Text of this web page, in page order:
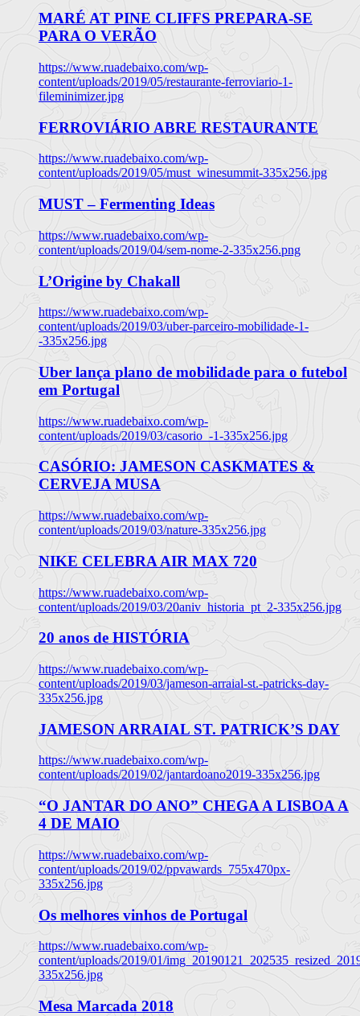
MARÉ AT PINE CLIFFS PREPARA-SE
PARA O VERÃO
https://www.ruadebaixo.com/wp-
content/uploads/2019/05/restaurante-ferroviario-1-
fileminimizer.jpg
FERROVIÁRIO ABRE RESTAURANTE
https://www.ruadebaixo.com/wp-
content/uploads/2019/05/must_winesummit-335x256.jpg
MUST – Fermenting Ideas
https://www.ruadebaixo.com/wp-
content/uploads/2019/04/sem-nome-2-335x256.png
L’Origine by Chakall
https://www.ruadebaixo.com/wp-
content/uploads/2019/03/uber-parceiro-mobilidade-1-
-335x256.jpg
Uber lança plano de mobilidade para o futebol
em Portugal
https://www.ruadebaixo.com/wp-
content/uploads/2019/03/casorio_-1-335x256.jpg
CASÓRIO: JAMESON CASKMATES &
CERVEJA MUSA
https://www.ruadebaixo.com/wp-
content/uploads/2019/03/nature-335x256.jpg
NIKE CELEBRA AIR MAX 720
https://www.ruadebaixo.com/wp-
content/uploads/2019/03/20aniv_historia_pt_2-335x256.jpg
20 anos de HISTÓRIA
https://www.ruadebaixo.com/wp-
content/uploads/2019/03/jameson-arraial-st.-patricks-day-
335x256.jpg
JAMESON ARRAIAL ST. PATRICK’S DAY
https://www.ruadebaixo.com/wp-
content/uploads/2019/02/jantardoano2019-335x256.jpg
“O JANTAR DO ANO” CHEGA A LISBOA A
4 DE MAIO
https://www.ruadebaixo.com/wp-
content/uploads/2019/02/ppvawards_755x470px-
335x256.jpg
Os melhores vinhos de Portugal
https://www.ruadebaixo.com/wp-
content/uploads/2019/01/
335x256.jpg
Mesa Marcada 2018